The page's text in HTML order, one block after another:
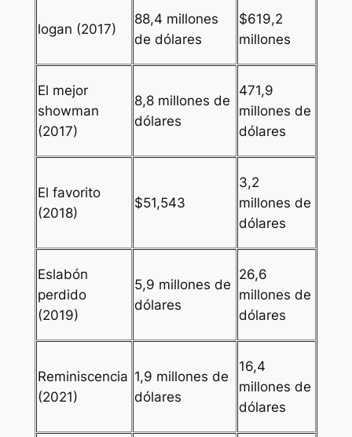
logan (2017)
88,4 millones
de dólares
$619,2
millones
El mejor
showman
(2017)
8,8 millones de
dólares
471,9
millones de
dólares
El favorito
(2018)
$51,543
3,2
millones de
dólares
Eslabón
perdido
(2019)
5,9 millones de
dólares
26,6
millones de
dólares
Reminiscencia
(2021)
1,9 millones de
dólares
16,4
millones de
dólares